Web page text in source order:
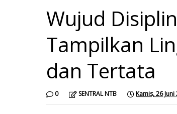
Wujud
Tampilkan
dan Tertata
0 SENTRAL NTB Kamis, 26 Juni